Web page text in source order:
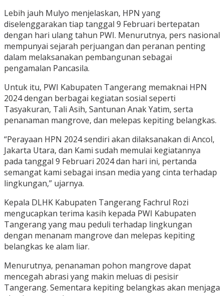
Lebih jauh Mulyo menjelaskan, HPN yang
diselenggarakan tiap tanggal 9 Februari bertepatan
dengan hari ulang tahun PWI. Menurutnya, pers nasional
mempunyai sejarah perjuangan dan peranan penting
dalam melaksanakan pembangunan sebagai
pengamalan Pancasila.
Untuk itu, PWI Kabupaten Tangerang memaknai HPN
2024 dengan berbagai kegiatan sosial seperti
Tasyakuran, Tali Asih, Santunan Anak Yatim, serta
penanaman mangrove, dan melepas kepiting belangkas.
“Perayaan HPN 2024 sendiri akan dilaksanakan di Ancol,
Jakarta Utara, dan Kami sudah memulai kegiatannya
pada tanggal 9 Februari 2024 dan hari ini, pertanda
semangat kami sebagai insan media yang cinta terhadap
lingkungan,” ujarnya.
Kepala DLHK Kabupaten Tangerang Fachrul Rozi
mengucapkan terima kasih kepada PWI Kabupaten
Tangerang yang mau peduli terhadap lingkungan
dengan menanam mangrove dan melepas kepiting
belangkas ke alam liar.
Menurutnya, penanaman pohon mangrove dapat
mencegah abrasi yang makin meluas di pesisir
Tangerang. Sementara kepiting belangkas akan menjaga